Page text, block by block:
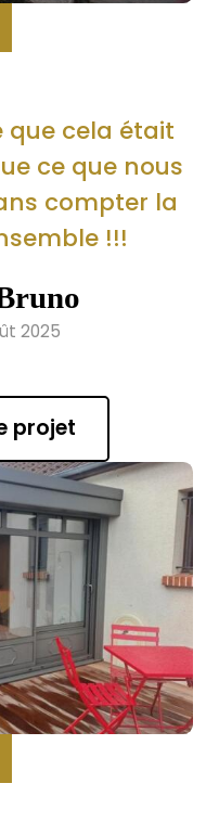
que cela était
ce que nous
compter la
!!!
2025
projet